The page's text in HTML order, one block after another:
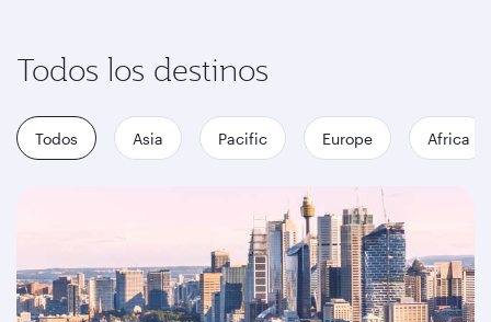
Todos los destinos
Todos Asia Pacific Europe Africa